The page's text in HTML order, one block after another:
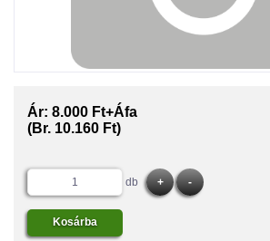
Ár: 8.000 Ft+Áfa
(Br. 10.160 Ft)
db